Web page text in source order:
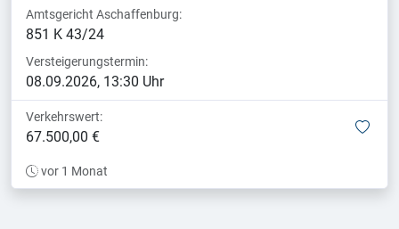
Amtsgericht Aschaffenburg:
851 K 43/24
Versteigerungstermin:
08.09.2026, 13:30 Uhr
Verkehrswert:
67.500,00 €
vor 1 Monat